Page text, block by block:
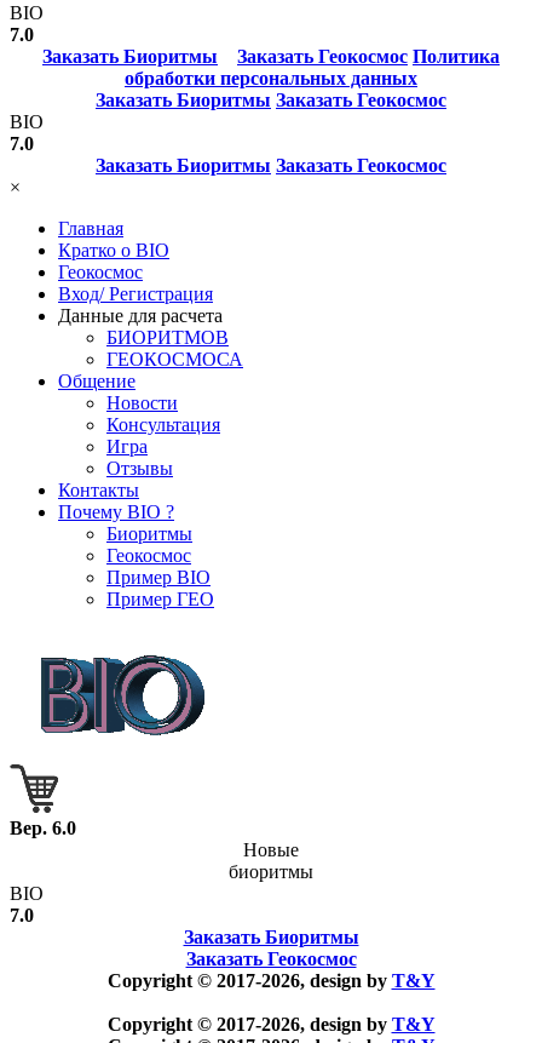
BIO
7.0
Заказать Биоритмы
Заказать Геокосмос Политика
обработки персональных данных
Заказать Биоритмы Заказать Геокосмос
BIO
7.0
Заказать Биоритмы Заказать Геокосмос
×
Главная
Кратко о BIO
Геокосмос
Вход/ Регистрация
Данные для расчета
БИОРИТМОВ
ГЕОКОСМОСА
Общение
Новости
Консультация
Игра
Отзывы
Контакты
Почему BIO ?
Биоритмы
Геокосмос
Пример BIO
Пример ГЕО
Вер. 6.0
Новые
биоритмы
BIO
7.0
Заказать Биоритмы
Заказать Геокосмос
Copyright © 2017-2026, design by T&Y
Copyright © 2017-2026, design by T&Y